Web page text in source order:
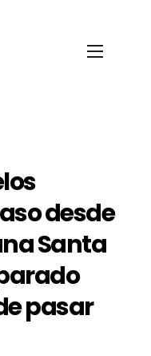
desde
Santa
pasar